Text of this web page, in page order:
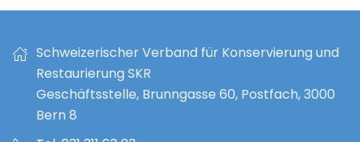
Schweizerischer Verband für Konservierung und
Restaurierung SKR
Geschäftsstelle, Brunngasse 60, Postfach, 3000
Bern 8